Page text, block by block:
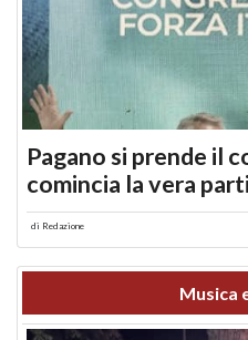
Pagano si prende il
comincia la vera
di Redazione
Musica